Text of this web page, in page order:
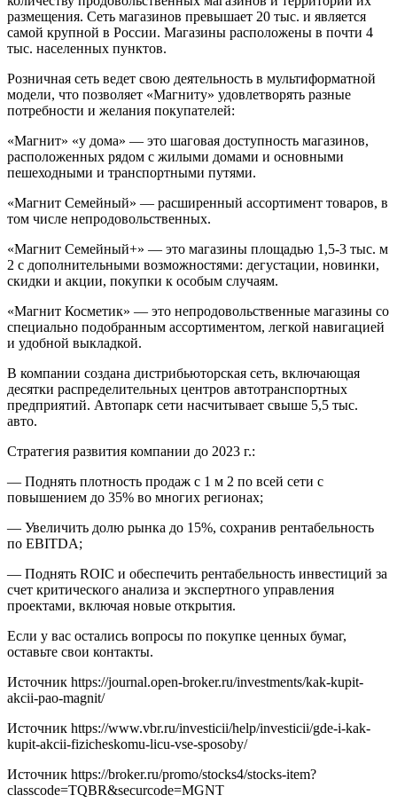
размещения. Сеть магазинов превышает 20 тыс. и является
самой крупной в России. Магазины расположены в почти 4
тыс. населенных пунктов.
Розничная сеть ведет свою деятельность в мультиформатной
модели, что позволяет «Магниту» удовлетворять разные
потребности и желания покупателей:
«Магнит» «у дома» — это шаговая доступность магазинов,
расположенных рядом с жилыми домами и основными
пешеходными и транспортными путями.
«Магнит Семейный» — расширенный ассортимент товаров, в
том числе непродовольственных.
«Магнит Семейный+» — это магазины площадью 1,5-3 тыс. м
2 с дополнительными возможностями: дегустации, новинки,
скидки и акции, покупки к особым случаям.
«Магнит Косметик» — это непродовольственные магазины со
специально подобранным ассортиментом, легкой навигацией
и удобной выкладкой.
В компании создана дистрибьюторская сеть, включающая
десятки распределительных центров автотранспортных
предприятий. Автопарк сети насчитывает свыше 5,5 тыс.
авто.
Стратегия развития компании до 2023 г.:
— Поднять плотность продаж с 1 м 2 по всей сети с
повышением до 35% во многих регионах;
— Увеличить долю рынка до 15%, сохранив рентабельность
по EBITDA;
— Поднять ROIC и обеспечить рентабельность инвестиций за
счет критического анализа и экспертного управления
проектами, включая новые открытия.
Если у вас остались вопросы по покупке ценных бумаг,
оставьте свои контакты.
Источник https://journal.open-broker.ru/investments/kak-kupit-
akcii-pao-magnit/
Источник https://www.vbr.ru/investicii/help/investicii/gde-i-kak-
kupit-akcii-fizicheskomu-licu-vse-sposoby/
Источник https://broker.ru/promo/stocks4/stocks-item?
classcode=TQBR&securcode=MGNT